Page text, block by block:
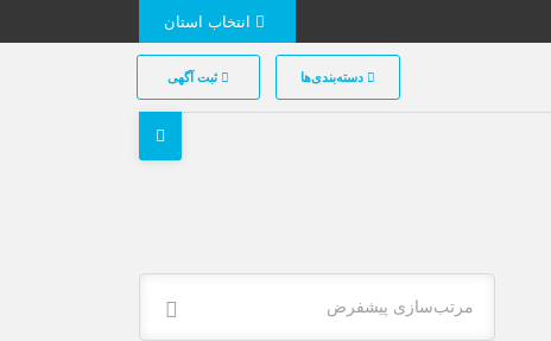
دسته‌بندی‌ها ثبت آگهی
مرتب‌سازی پیشفرض